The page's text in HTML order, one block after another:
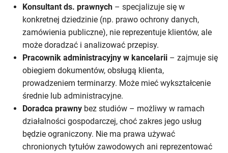
Konsultant ds. prawnych – specjalizuje się w
konkretnej dziedzinie (np. prawo ochrony danych,
zamówienia publiczne), nie reprezentuje klientów, ale
może doradzać i analizować przepisy.
Pracownik administracyjny w kancelarii – zajmuje się
obiegiem dokumentów, obsługą klienta,
prowadzeniem terminarzy. Może mieć wykształcenie
średnie lub administracyjne.
Doradca prawny bez studiów – możliwy w ramach
działalności gospodarczej, choć zakres jego usług
będzie ograniczony. Nie ma prawa używać
chronionych tytułów zawodowych ani reprezentować